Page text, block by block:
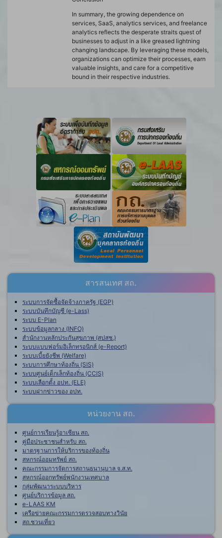
In summary, the growing dependence on
services, SaaS, analytics services, and freelance
analytics reflects the desperate straits quest of
businesses to adjust in a like greased lightning
changing landscape. By leveraging these models,
organizations can optimize their processes, earn
valuable insights, and care for a competitive
bound in their respective industries.
สารสนเทศ สถ.
ระบบการจัดซื้อจัดจ้างภาครัฐ (EGP)
ระบบบันทึกบัญชี (e-Lass)
ระบบ E-Plan
ระบบข้อมูลกลาง (INFO)
สำนักงานหลักประกันสุขภาพ (สปสช.)
ระบบแบบฟอร์มอิเล็กทรอนิกส์ (e-Report)
ระบบเบี้ยยังชีพ (Welfare)
ระบบการศึกษาท้องถิ่น (SIS)
ระบบศูนย์เด็กเล็กท้องถิ่น (CCIS)
ระบบเลือกตั้ง อปท. (ELE)
ระบบฝากข่าวของ อปท.
หน่วยงาน สถ.
ศูนย์การเรียนรู้อาเซียน สถ.
คู่มือประชาชนสำหรับ สถ.
มาตรฐานการให้บริการของท้องถิ่น
สหกรณ์ออมทรัพย์ สถ.
คณะกรรมการจัดการสถานธนานุบาล จ.ส.ท.
สหกรณ์ออกทรัพย์พนักงานเทศบาล
กลุ่มพัฒนาระบบบริหาร
ศูนย์บริการข้อมูล สถ.
e-LAAS KM
เครือข่ายคณะกรรมการตรวจสอบทางวินัย
สถ.ชวนเที่ยว